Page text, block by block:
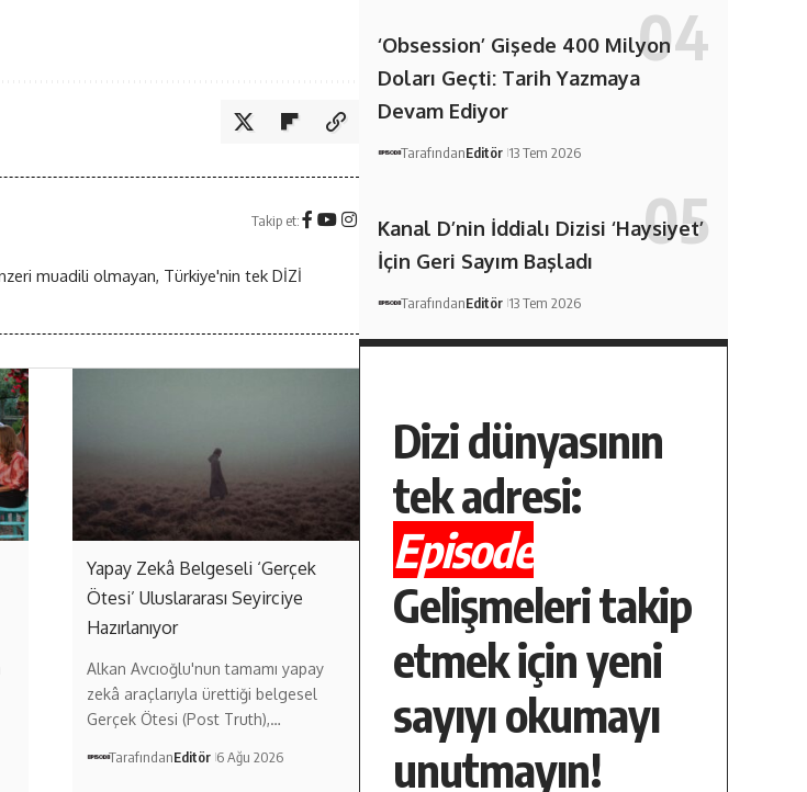
Takip et:
muadili olmayan, Türkiye'nin tek DİZİ
Yapay Zekâ Belgeseli ‘Gerçek
Ötesi’ Uluslararası Seyirciye
Hazırlanıyor
Alkan Avcıoğlu'nun tamamı yapay
zekâ araçlarıyla ürettiği belgesel
Gerçek Ötesi (Post Truth),…
TarafındanEditör 6 Ağu 2026
‘Obsession’ Gişede 400 Milyon
Doları Geçti: Tarih Yazmaya
Devam Ediyor
TarafındanEditör 13 Tem 2026
Kanal D’nin İddialı Dizisi ‘Haysiyet’
İçin Geri Sayım Başladı
TarafındanEditör 13 Tem 2026
Dizi dünyasının
tek adresi:
Episode
Gelişmeleri takip
etmek için yeni
sayıyı okumayı
unutmayın!